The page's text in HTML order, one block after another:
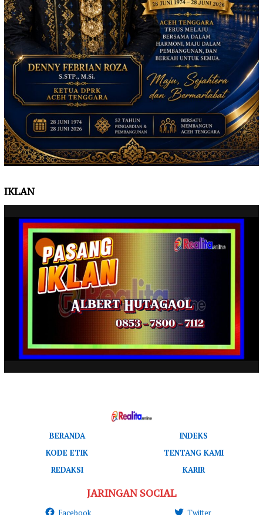
IKLAN
BERANDA
INDEKS
KODE ETIK
TENTANG KAMI
REDAKSI
KARIR
JARINGAN SOCIAL
Facebook Twitter